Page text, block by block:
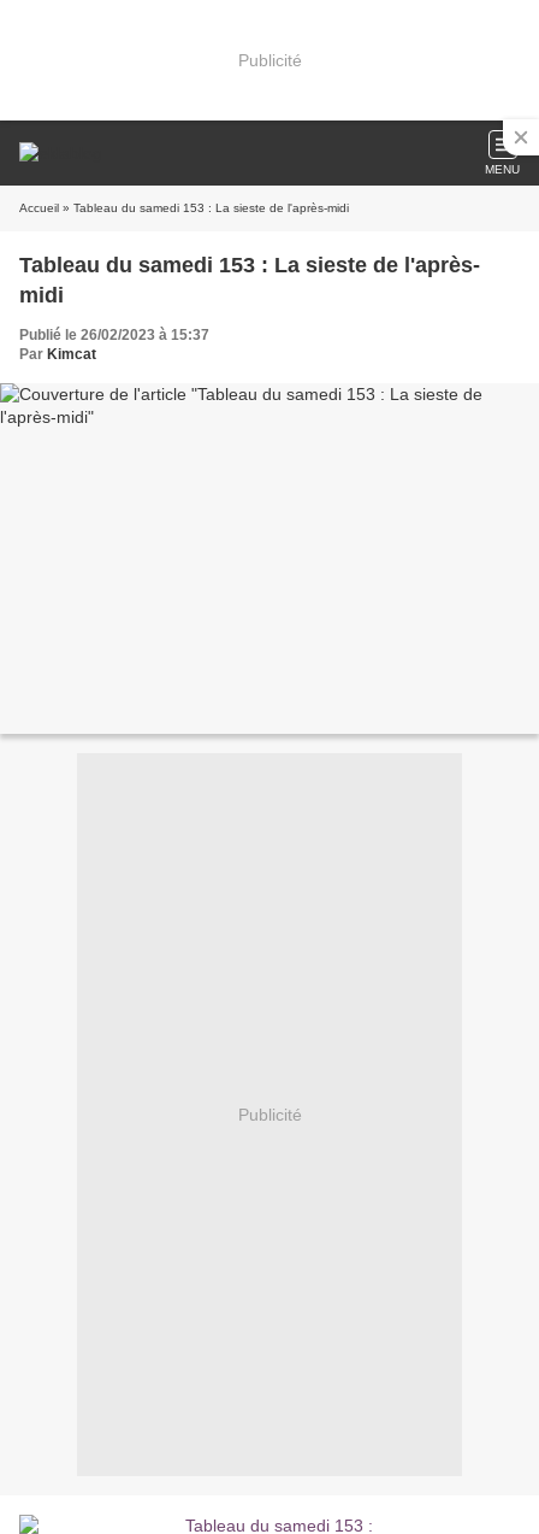
Publicité
MENU
Accueil » Tableau du samedi 153 : La sieste de l'après-midi
Tableau du samedi 153 : La sieste de l'après-
midi
Publié le 26/02/2023 à 15:37
Par Kimcat
Publicité